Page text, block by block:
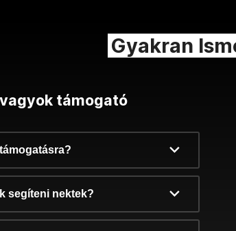
Gyakran
támogató
segíteni nektek?